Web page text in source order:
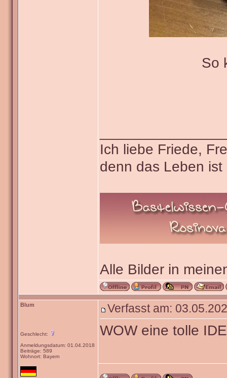
So
Ich liebe Friede,
denn das Leben
Alle Bilder in
Blum
Geschlecht:
Anmeldungsdatum: 01.04.2018
Beiträge: 589
Wohnort: Bayern
Verfasst am:
WOW eine tolle